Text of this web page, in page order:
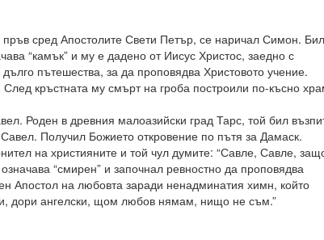
сред Апостолите Свети Петър, се наричал Симон. Бил
“камък” и му е дадено от Иисус Христос, заедно с
пътешества, за да проповядва Христовото учение.
кръстната му смърт на гроба построили по-късно
Роден в древния малоазийски град Тарс, той бил
Получил Божието откровение по пътя за Дамаск.
на християните и той чул думите: “Савле, Савле,
“смирен” и започнал ревностно да проповядва
Апостол на любовта заради ненадминатия химн, който
дори ангелски, щом любов нямам, нищо не съм.”